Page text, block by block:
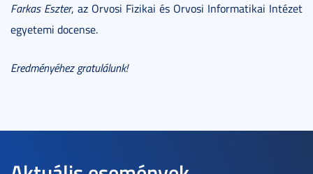
Farkas Eszter, az Orvosi Fizikai és Orvosi Informatikai Intézet
egyetemi docense.
Eredményéhez gratulálunk!